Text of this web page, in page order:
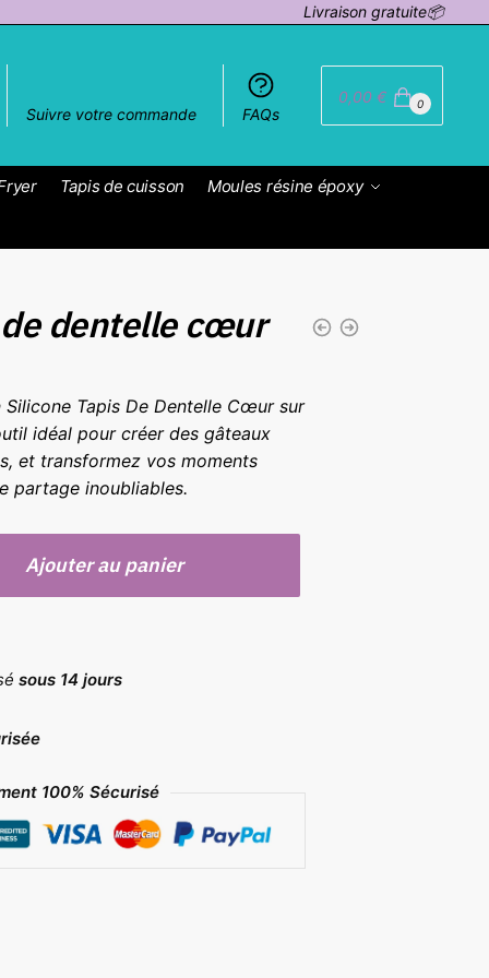
Livraison gratuite📦
Suivre votre commande FAQs
0,00€ 0
Tapis de cuisson Moules résine époxy
dentelle cœur
Silicone Tapis De Dentelle Cœur sur
idéal pour créer des gâteaux
et transformez vos moments
partage inoubliables.
Ajouter au panier
sous 14 jours
100% Sécurisé